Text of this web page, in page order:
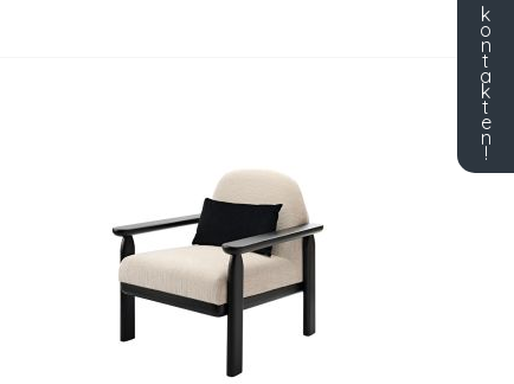
k
o
n
t
a
k
t
e
n
!